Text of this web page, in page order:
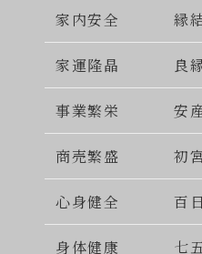
家内安全 縁
家運隆晶 良
事業繁栄 安
商売繁盛 初
心身健全 百
身体健康 七